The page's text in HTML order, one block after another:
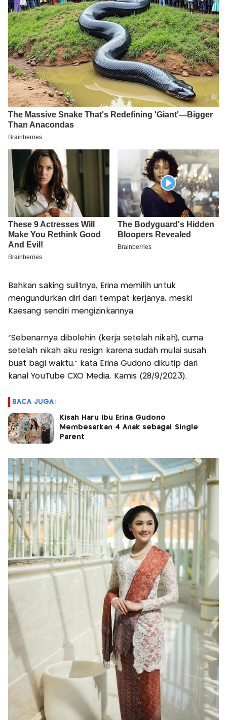
Bahkan saking sulitnya, Erina memilih untuk
mengundurkan diri dari tempat kerjanya, meski
Kaesang sendiri mengizinkannya.
"Sebenarnya dibolehin (kerja setelah nikah), cuma
setelah nikah aku resign karena sudah mulai susah
buat bagi waktu," kata Erina Gudono dikutip dari
kanal YouTube CXO Media, Kamis (28/9/2023).
BACA JUGA:
Kisah Haru Ibu Erina Gudono
Membesarkan 4 Anak sebagai Single
Parent